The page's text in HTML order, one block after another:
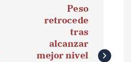
Peso
retrocede
tras
alcanzar
mejor nivel